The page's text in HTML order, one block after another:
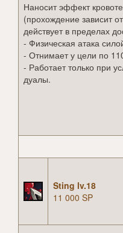
Наносит эффект
(прохождение зависит
действует в пределах
- Физическая атака
- Отнимает у цели по
- Работает только при
дуалы.
Sting lv.18
11 000 SP